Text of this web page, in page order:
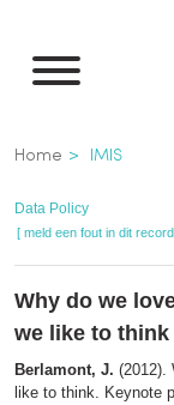
naar
inhoud
gaan
Kruimelpad
Home IMIS
Data Policy
[ meld een fout in dit
Why do we
we like to think
Berlamont, J. (2012).
like to think. Keynote